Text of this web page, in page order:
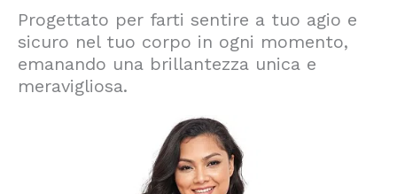
Progettato per farti sentire a tuo agio e
sicuro nel tuo corpo in ogni momento,
emanando una brillantezza unica e
meravigliosa.